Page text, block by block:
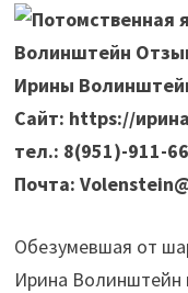
Ирины
Сайт: https://
тел.: 8(951)-911-
Почта:
Обезумевшая от
Ирина Волинштейн